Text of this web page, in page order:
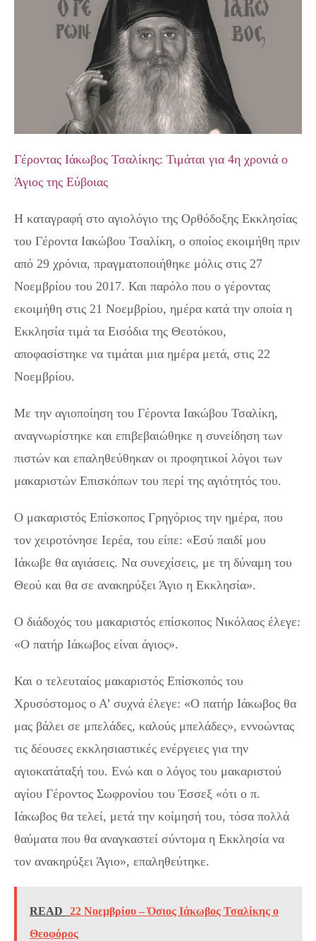
Γέροντας Ιάκωβος Τσαλίκης: Τιμάται για 4η χρονιά ο
Άγιος της Εύβοιας
Η καταγραφή στο αγιολόγιο της Ορθόδοξης Εκκλησίας
του Γέροντα Ιακώβου Τσαλίκη, ο οποίος εκοιμήθη πριν
από 29 χρόνια, πραγματοποιήθηκε μόλις στις 27
Νοεμβρίου του 2017. Και παρόλο που ο γέροντας
εκοιμήθη στις 21 Νοεμβρίου, ημέρα κατά την οποία η
Εκκλησία τιμά τα Εισόδια της Θεοτόκου,
αποφασίστηκε να τιμάται μια ημέρα μετά, στις 22
Νοεμβρίου.
Με την αγιοποίηση του Γέροντα Ιακώβου Τσαλίκη,
αναγνωρίστηκε και επιβεβαιώθηκε η συνείδηση των
πιστών και επαληθεύθηκαν οι προφητικοί λόγοι των
μακαριστών Επισκόπων του περί της αγιότητός του.
Ο μακαριστός Επίσκοπος Γρηγόριος την ημέρα, που
τον χειροτόνησε Ιερέα, του είπε: «Εσύ παιδί μου
Ιάκωβε θα αγιάσεις. Να συνεχίσεις, με τη δύναμη του
Θεού και θα σε ανακηρύξει Άγιο η Εκκλησία».
Ο διάδοχός του μακαριστός επίσκοπος Νικόλαος έλεγε:
«Ο πατήρ Ιάκωβος είναι άγιος».
Και ο τελευταίος μακαριστός Επίσκοπός του
Χρυσόστομος ο Α’ συχνά έλεγε: «Ο πατήρ Ιάκωβος θα
μας βάλει σε μπελάδες, καλούς μπελάδες», εννοώντας
τις δέουσες εκκλησιαστικές ενέργειες για την
αγιοκατάταξή του. Ενώ και ο λόγος του μακαριστού
αγίου Γέροντος Σωφρονίου του Έσσεξ «ότι ο π.
Ιάκωβος θα τελεί, μετά την κοίμησή του, τόσα πολλά
θαύματα που θα αναγκαστεί σύντομα η Εκκλησία να
τον ανακηρύξει Άγιο», επαληθεύτηκε.
READ
22 Νοεμβρίου – Όσιος Ιάκωβος Τσαλίκης ο
Θεοφόρος